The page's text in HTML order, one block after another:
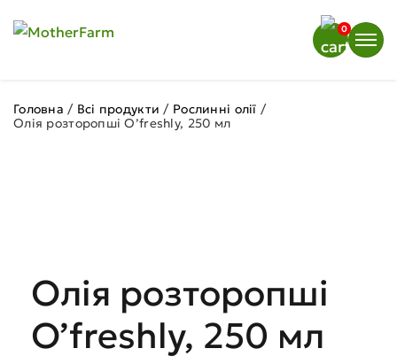
0
Головна / Всі продукти / Рослинні олії /
Олія розторопші O’freshly, 250 мл
Олія розторопші
O’freshly, 250 мл